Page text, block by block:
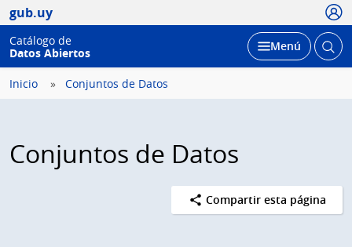
gub.uy
Catálogo de
Datos Abiertos
Desplegar
Menú Abrir
Inicio Conjuntos de Datos
Conjuntos de Datos
Compartir esta página